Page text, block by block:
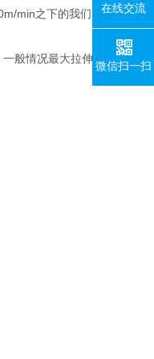
min之下的我们
般情况最大拉伸
在线交流
微信扫一扫